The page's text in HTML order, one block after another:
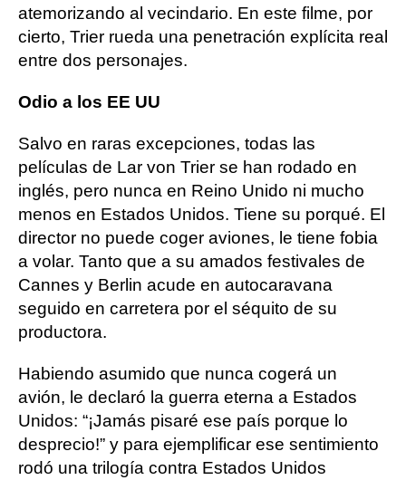
atemorizando al vecindario. En este filme, por
cierto, Trier rueda una penetración explícita real
entre dos personajes.
Odio a los EE UU
Salvo en raras excepciones, todas las
películas de Lar von Trier se han rodado en
inglés, pero nunca en Reino Unido ni mucho
menos en Estados Unidos. Tiene su porqué. El
director no puede coger aviones, le tiene fobia
a volar. Tanto que a su amados festivales de
Cannes y Berlin acude en autocaravana
seguido en carretera por el séquito de su
productora.
Habiendo asumido que nunca cogerá un
avión, le declaró la guerra eterna a Estados
Unidos: “¡Jamás pisaré ese país porque lo
desprecio!” y para ejemplificar ese sentimiento
rodó una trilogía contra Estados Unidos